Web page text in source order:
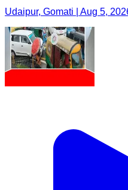
Udaipur, Gomati | Aug 5,